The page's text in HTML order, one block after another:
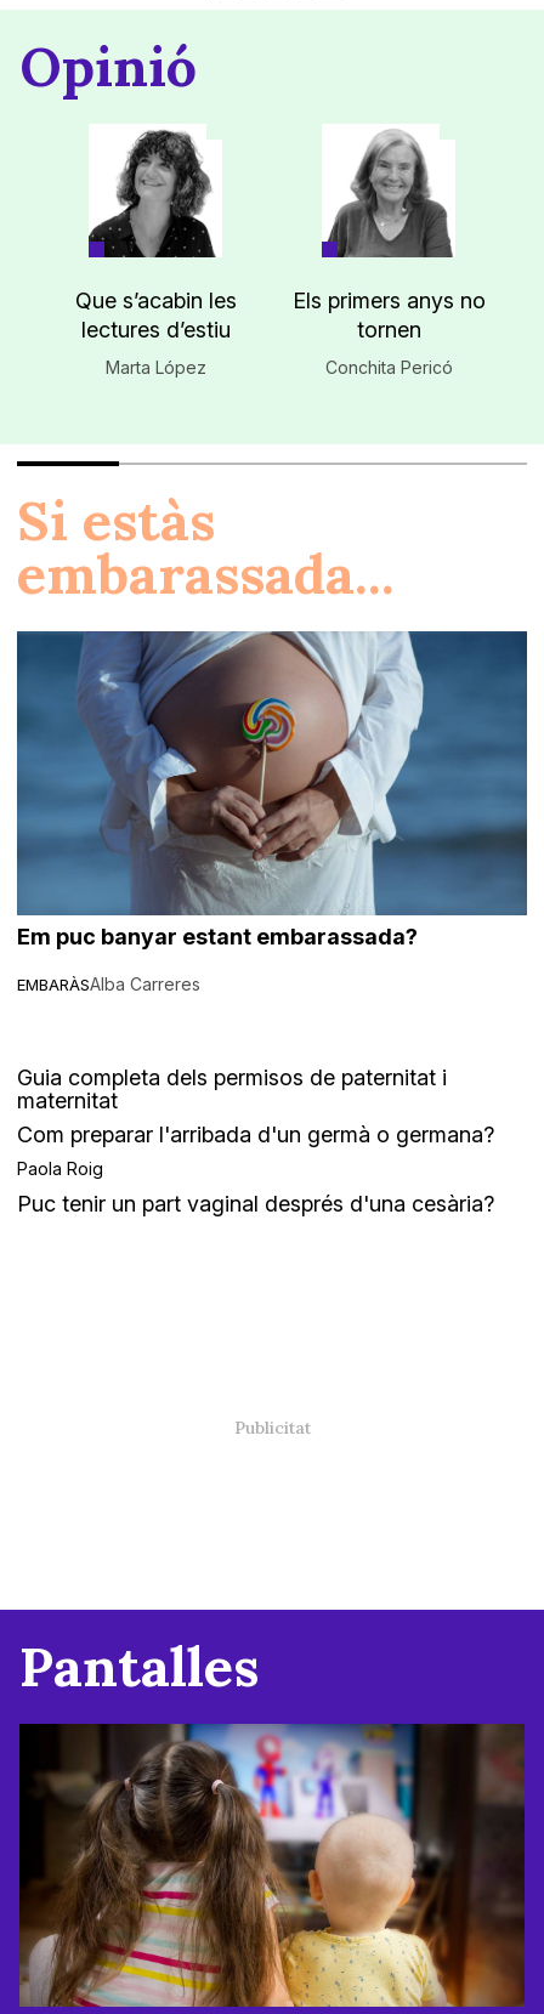
Opinió
Que s’acabin les
lectures d’estiu
Marta López
Els primers anys no
tornen
Conchita Pericó
Si estàs
embarassada...
EMBARÀS
Em puc banyar estant embarassada?
Alba Carreres
Guia completa dels permisos de paternitat i
maternitat
Com preparar l'arribada d'un germà o germana?
Paola Roig
Puc tenir un part vaginal després d'una cesària?
Pantalles